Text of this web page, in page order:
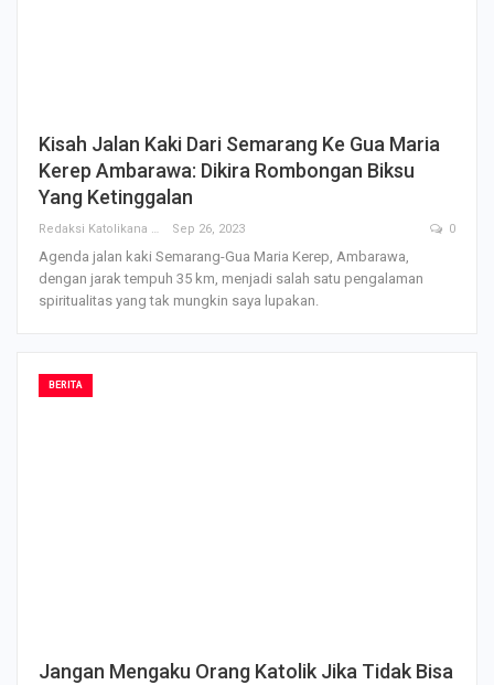
Kisah Jalan Kaki Dari Semarang Ke Gua Maria
Kerep Ambarawa: Dikira Rombongan Biksu
Yang Ketinggalan
Sep 26, 2023 0
Agenda jalan kaki Semarang-Gua Maria Kerep, Ambarawa,
dengan jarak tempuh 35 km, menjadi salah satu pengalaman
spiritualitas yang tak mungkin saya lupakan.
BERITA
Jangan Mengaku Orang Katolik Jika Tidak Bisa